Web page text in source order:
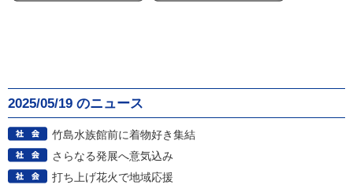
2025/05/19 のニュース
竹島水族館前に着物好き集結
さらなる発展へ意気込み
打ち上げ花火で地域応援